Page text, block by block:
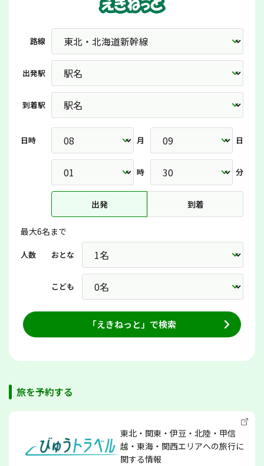
路線
出発駅
到着駅
日時 月 日
時 分
出発 到着
最大6名まで
人数 おとな
こども
「えきねっと」で検索
旅を予約する
東北・関東・伊豆・北陸・甲信
越・東海・関西エリアへの旅行に
関する情報